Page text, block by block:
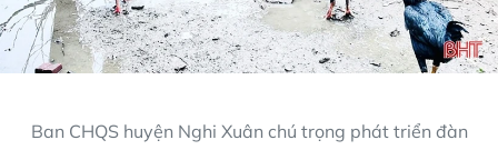
Ban CHQS huyện Nghi Xuân chú trọng phát triển đàn